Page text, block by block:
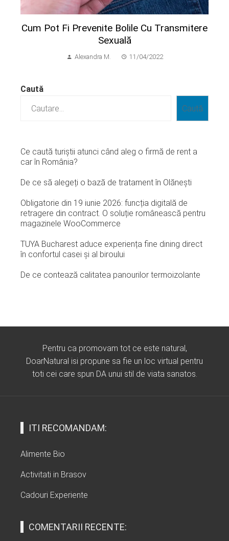
Cum Pot Fi Prevenite Bolile Cu Transmitere
Sexuală
Alexandra M. 11/04/2022
Caută
Caută
Ce caută turiștii atunci când aleg o firmă de rent a
car în România?
De ce să alegeți o bază de tratament în Olănești
Obligatorie din 19 iunie 2026: funcția digitală de
retragere din contract. O soluție românească pentru
magazinele WooCommerce
TUYA Bucharest aduce experiența fine dining direct
în confortul casei și al biroului
De ce contează calitatea panourilor termoizolante
Pentru ca promovam tot ce este natural,
DoarNatural isi propune sa fie un loc virtual pentru
toti cei care spun DA unui stil de viata sanatos.
ITI RECOMANDAM:
Alimente Bio
Activitati in Brasov
Cadouri Experiente
COMENTARII RECENTE: